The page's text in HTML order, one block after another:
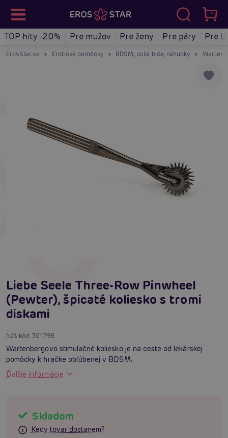
TOP hity -20% Pre mužov Pre ženy Pre páry Pre
ErosStar.sk Erotické pomôcky BDSM, putá, biče, náhubky
Liebe Seele Three-Row Pinwheel
(Pewter), špicaté koliesko s tromi
diskami
Náš kód:301798
Wartenbergovo stimulačné koliesko je na ceste od lekárskej
pomôcky k hračke obľúbenej v BDSM.
Ďalšie informácie
Skladom
Kedy tovar dostanem?